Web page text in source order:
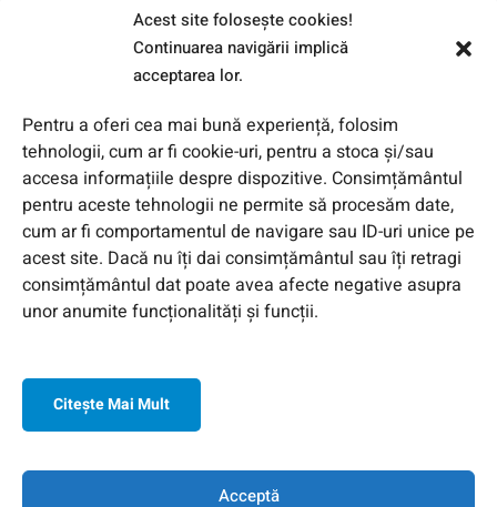
Acest site foloseşte cookies!
Continuarea navigării implică
acceptarea lor.
Pentru a oferi cea mai bună experiență, folosim
tehnologii, cum ar fi cookie-uri, pentru a stoca și/sau
accesa informațiile despre dispozitive. Consimțământul
pentru aceste tehnologii ne permite să procesăm date,
cum ar fi comportamentul de navigare sau ID-uri unice pe
acest site. Dacă nu îți dai consimțământul sau îți retragi
consimțământul dat poate avea afecte negative asupra
unor anumite funcționalități și funcții.
Citeşte Mai Mult
Acceptă
Fotovoltaice in scoli